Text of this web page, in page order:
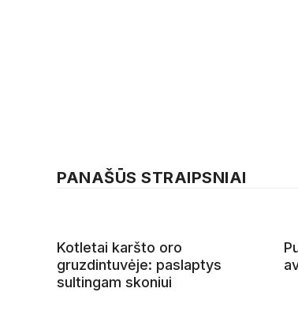
PANAŠŪS STRAIPSNIAI
Kotletai karšto oro
gruzdintuvėje: paslaptys
sultingam skoniui